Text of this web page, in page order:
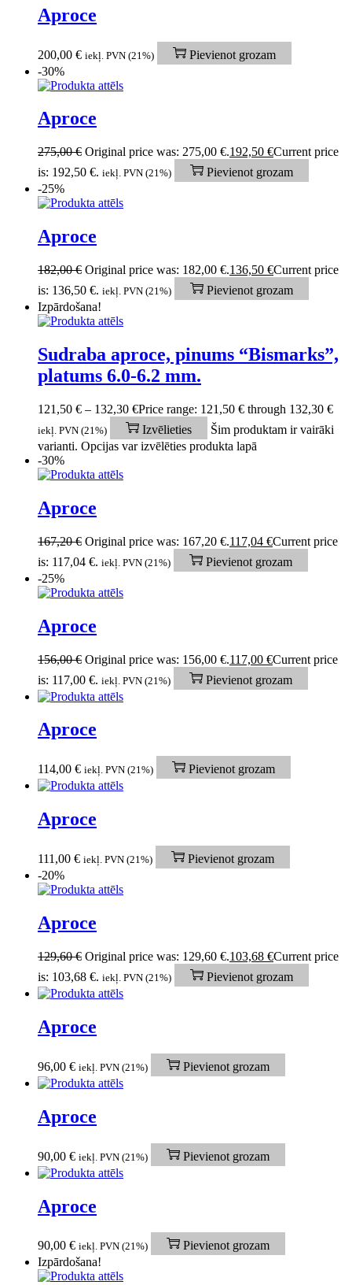
Aproce
200,00 € iekļ. PVN (21%)
Pievienot grozam
-30%
Aproce
275,00€ Original price was: 275,00 €.192,50 €Current price
is: 192,50 €. iekļ. PVN (21%)
Pievienot grozam
-25%
Aproce
182,00€ Original price was: 182,00 €.136,50 €Current price
is: 136,50 €. iekļ. PVN (21%)
Pievienot grozam
Izpārdošana!
Sudraba aproce, pinums “Bismarks”,
platums 6.0-6.2 mm.
121,50 € – 132,30 €Price range: 121,50 € through 132,30 €
iekļ. PVN (21%) Izvēlieties
Šim produktam ir vairāki
varianti. Opcijas var izvēlēties produkta lapā
-30%
Aproce
167,20€ Original price was: 167,20 €.117,04 €Current price
is: 117,04 €. iekļ. PVN (21%)
Pievienot grozam
-25%
Aproce
156,00€ Original price was: 156,00 €.117,00 €Current price
is: 117,00 €. iekļ. PVN (21%) Pievienot grozam
Aproce
114,00 € iekļ. PVN (21%) Pievienot grozam
Aproce
111,00 € iekļ. PVN (21%)
Pievienot grozam
-20%
Aproce
129,60€ Original price was: 129,60 €.103,68 €Current price
is: 103,68 €. iekļ. PVN (21%) Pievienot grozam
Aproce
96,00 € iekļ. PVN (21%) Pievienot grozam
Aproce
90,00 € iekļ. PVN (21%) Pievienot grozam
Aproce
90,00 € iekļ. PVN (21%)
Pievienot grozam
Izpārdošana!